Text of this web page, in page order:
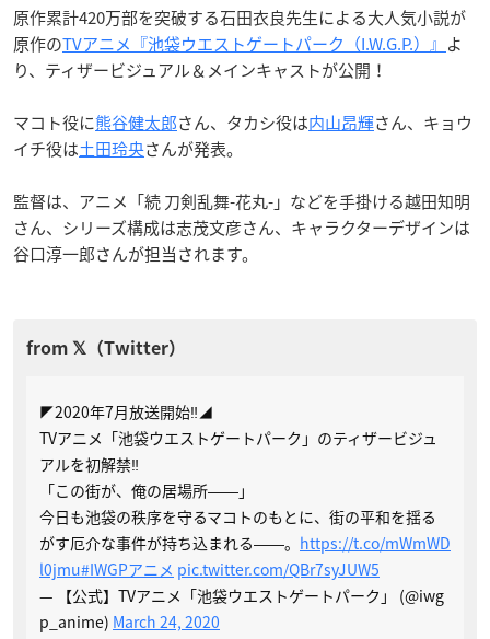
原作累計420万部を突破する石田衣良先生による大人気小説が
原作のTVアニメ『池袋ウエストゲートパーク（I.W.G.P.）』 よ
り、ティザービジュアル＆メインキャストが公開！
マコト役に熊谷健太郎さん、タカシ役は内山昂輝さん、キョウ
イチ役は土田玲央さんが発表。
監督は、アニメ「続 刀剣乱舞-花丸-」などを手掛ける越田知明
さん、シリーズ構成は志茂文彦さん、キャラクターデザインは
谷口淳一郎さんが担当されます。
◤2020年7月放送開始‼◢
TVアニメ「池袋ウエストゲートパーク」のティザービジュ
アルを初解禁‼
「この街が、俺の居場所――」
今日も池袋の秩序を守るマコトのもとに、街の平和を揺る
がす厄介な事件が持ち込まれる――。 https://t.co/mWmWD
l0jmu#IWGPアニメ pic.twitter.com/QBr7syJUW5
— 【公式】TVアニメ「池袋ウエストゲートパーク」 (@iwg
p_anime) March 24, 2020